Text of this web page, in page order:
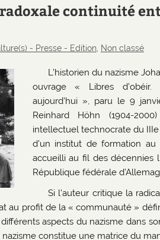
continuité
- Presse - Edition, Non classé
L’historien du nazisme
ouvrage « Libres
aujourd’hui », paru le 9
Reinhard Höhn (1904-
intellectuel technocrate du
d’un institut de formation
accueilli au fil des décennies
République fédérale
Si l’auteur critique la
au profit de la « communauté »
aspects du nazisme dans
constitue une matrice du